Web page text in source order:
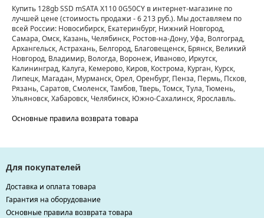
Купить 128gb SSD mSATA X110 0G50CY в интернет-магазине по
лучшей цене(стоимость продажи - 6 213 руб.). Мы доставляем по
всей России: Новосибирск, Екатеринбург, Нижний Новгород,
Самара, Омск, Казань, Челябинск, Ростов-на-Дону, Уфа, Волгоград,
Архангельск, Астрахань, Белгород, Благовещенск, Брянск, Великий
Новгород, Владимир, Вологда, Воронеж, Иваново, Иркутск,
Калининград, Калуга, Кемерово, Киров, Кострома, Курган, Курск,
Липецк, Магадан, Мурманск, Орел, Оренбург, Пенза, Пермь, Псков,
Рязань, Саратов, Смоленск, Тамбов, Тверь, Томск, Тула, Тюмень,
Ульяновск, Хабаровск, Челябинск, Южно-Сахалинск, Ярославль.
Основные правила возврата товара
Для покупателей
Доставка и оплата товара
Гарантия на оборудование
Основные правила возврата товара